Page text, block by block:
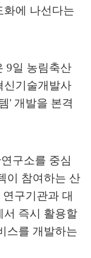
화에 나선다는
9일 농림축산
신기술개발사
' 개발을 본격
구소를 중심
이 참여하는 산
연구기관과 대
서 즉시 활용할
스를 개발하는